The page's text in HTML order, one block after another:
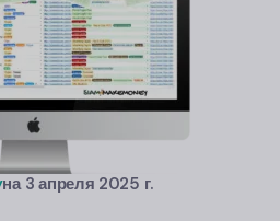
на 3 апреля 2025 г.